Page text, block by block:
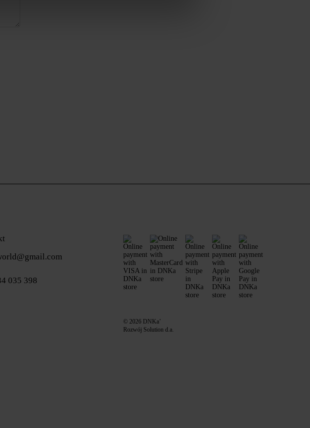
035 398
© 2026 DNKa’
Rozwój Solution d.a.